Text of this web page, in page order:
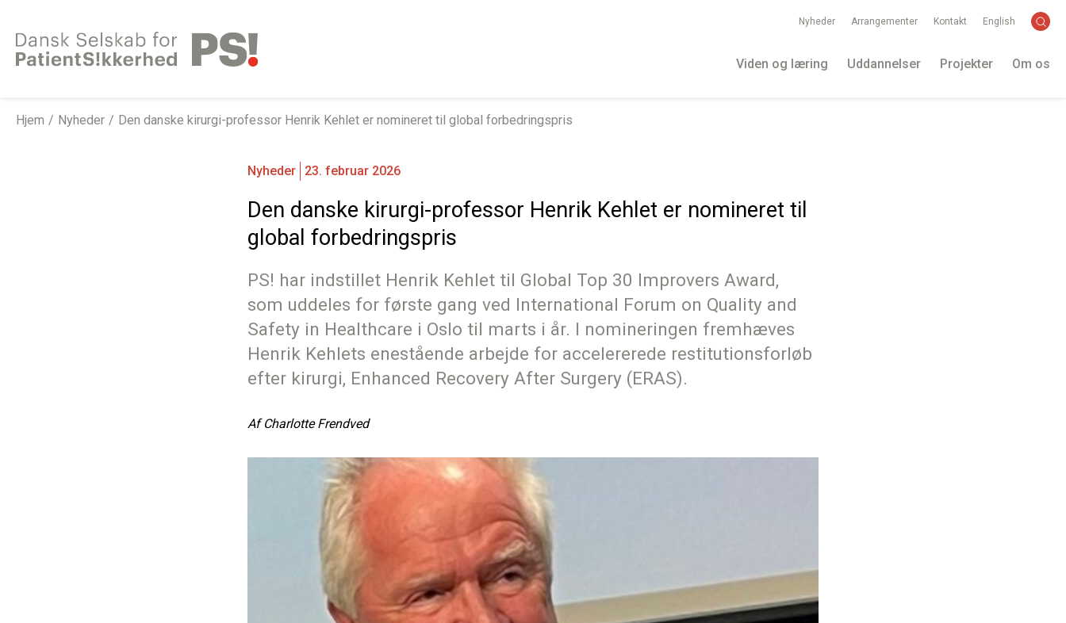
til
indhold
Nyheder Arrangementer Kontakt English
Viden og læring Uddannelser Projekter Om os
Hjem Nyheder Den danske kirurgi-professor Henrik Kehlet er nomineret til global forbedringspris
Nyheder 23. februar 2026
Den danske kirurgi-professor Henrik Kehlet er nomineret til
global forbedringspris
PS! har indstillet Henrik Kehlet til Global Top 30 Improvers Award,
som uddeles for første gang ved International Forum on Quality and
Safety in Healthcare i Oslo til marts i år. I nomineringen fremhæves
Henrik Kehlets enestående arbejde for accelererede restitutionsforløb
efter kirurgi, Enhanced Recovery After Surgery (ERAS).
Af Charlotte Frendved